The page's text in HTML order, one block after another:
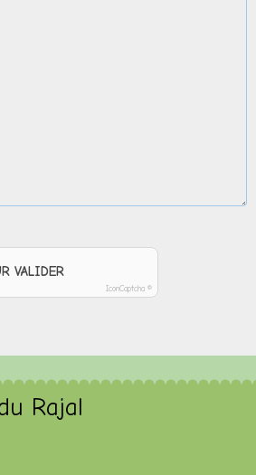
VALIDER
IconCaptcha ©
Rajal